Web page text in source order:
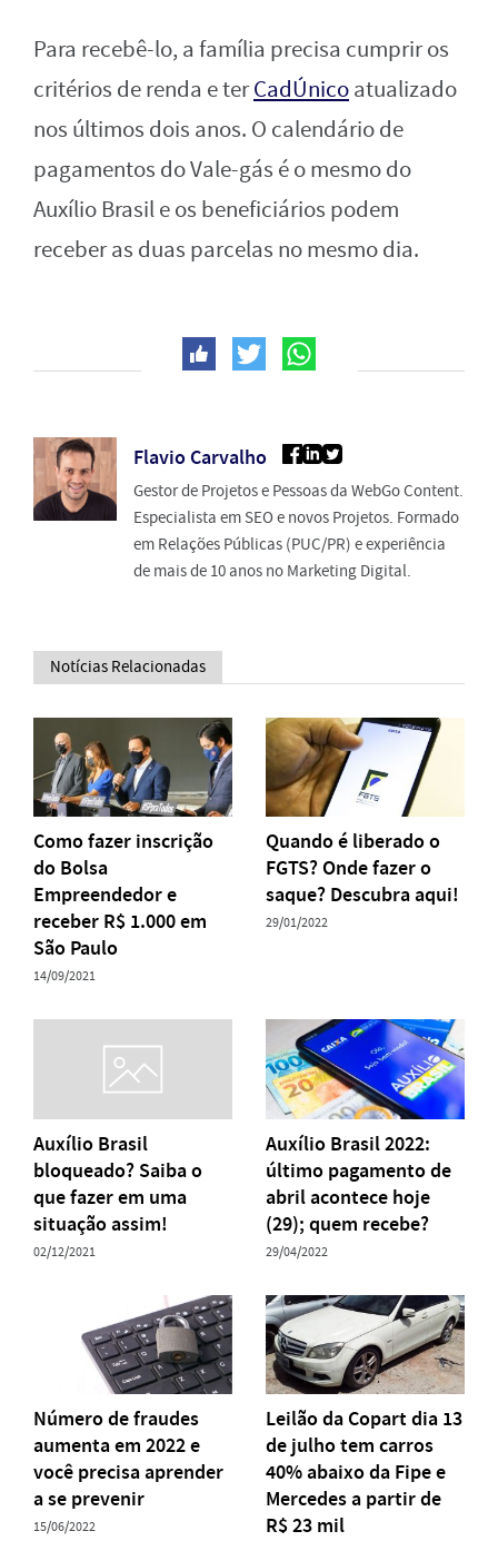
Para recebê-lo, a família precisa cumprir os
critérios de renda e terCadÚnicoatualizado
nos últimos dois anos. O calendário de
pagamentos do Vale-gás é o mesmo do
Auxílio Brasil e os beneficiários podem
receber as duas parcelas no mesmo dia.
Flavio Carvalho
Gestor de Projetos e Pessoas da WebGo Content.
Especialista em SEO e novos Projetos. Formado
em Relações Públicas (PUC/PR) e experiência
de mais de 10 anos no Marketing Digital.
Notícias Relacionadas
Como fazer inscrição
do Bolsa
Empreendedor e
receber R$ 1.000 em
São Paulo
14/09/2021
Quando é liberado o
FGTS? Onde fazer o
saque? Descubra aqui!
29/01/2022
Auxílio Brasil
bloqueado? Saiba o
que fazer em uma
situação assim!
02/12/2021
Auxílio Brasil 2022:
último pagamento de
abril acontece hoje
(29); quem recebe?
29/04/2022
Número de fraudes
aumenta em 2022 e
você precisa aprender
a se prevenir
15/06/2022
Leilão da Copart dia 13
de julho tem carros
40% abaixo da Fipe e
Mercedes a partir de
R$ 23 mil